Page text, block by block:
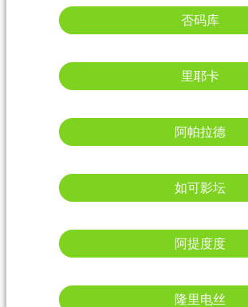
否码库
里耶卡
阿帕拉德
如可影坛
阿提度度
隆里电丝